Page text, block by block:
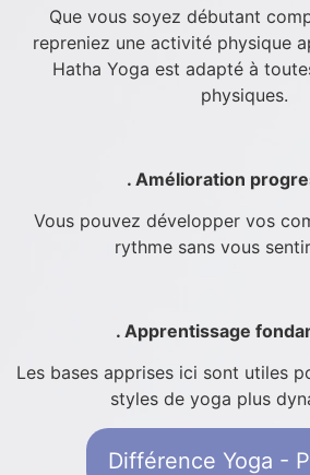
Que vous soyez débutant
repreniez une activité physique
Hatha Yoga est adapté à
physiques.
. Amélioration
Vous pouvez développer vos
rythme sans vous
. Apprentissage
Les bases apprises ici sont utiles
styles de yoga plus
Différence Yoga -